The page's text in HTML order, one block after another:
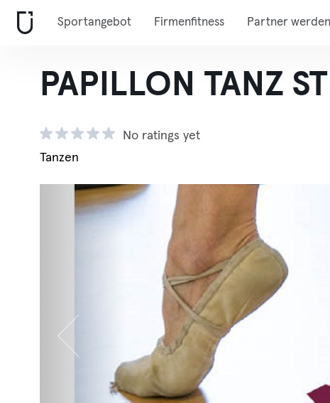
Sportangebot Firmenfitness Partner werden
PAPILLON TANZ
No ratings yet
Tanzen